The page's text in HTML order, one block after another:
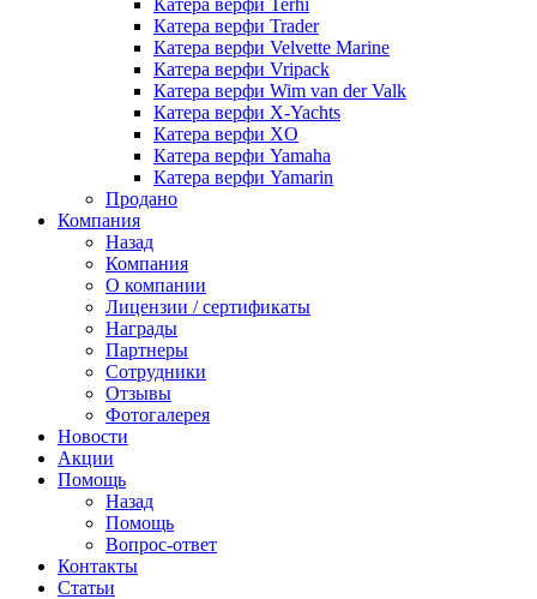
Катера верфи Terhi
Катера верфи Trader
Катера верфи Velvette Marine
Катера верфи Vripack
Катера верфи Wim van der Valk
Катера верфи X-Yachts
Катера верфи XO
Катера верфи Yamaha
Катера верфи Yamarin
Продано
Компания
Назад
Компания
О компании
Лицензии / сертификаты
Награды
Партнеры
Сотрудники
Отзывы
Фотогалерея
Новости
Акции
Помощь
Назад
Помощь
Вопрос-ответ
Контакты
Статьи